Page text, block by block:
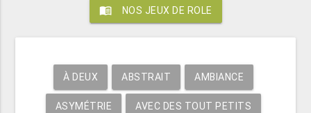
menu_book NOS JEUX DE ROLE
À DEUX ABSTRAIT AMBIANCE
ASYMÉTRIE AVEC DES TOUT PETITS